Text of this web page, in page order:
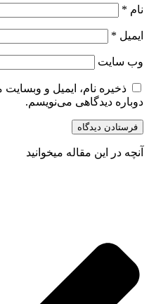
نام *
ایمیل *
وب‌ سایت
ذخیره نام، ایمیل و
دوباره دیدگاهی می‌نویسم.
آنچه در این مقاله میخوانید